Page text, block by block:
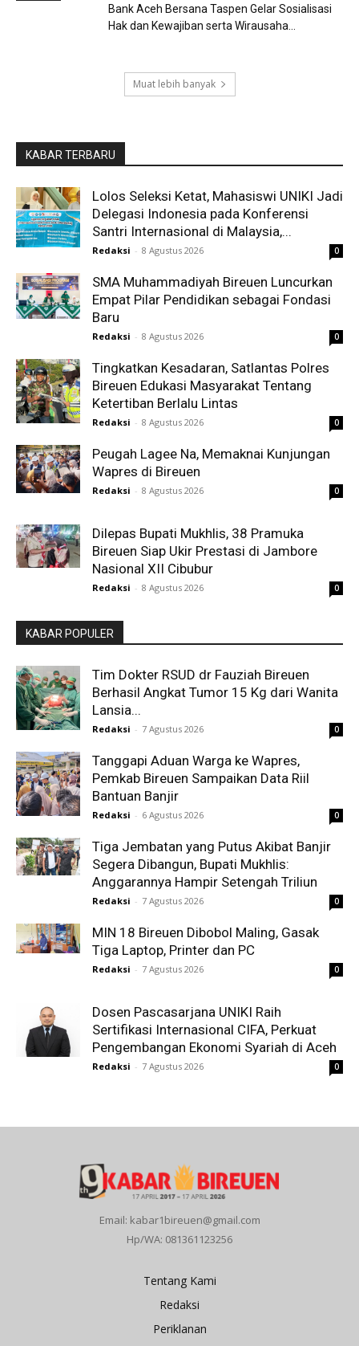
Bank Aceh Bersana Taspen Gelar Sosialisasi
Hak dan Kewajiban serta Wirausaha...
Muat lebih banyak
KABAR TERBARU
Lolos Seleksi Ketat, Mahasiswi UNIKI Jadi
Delegasi Indonesia pada Konferensi
Santri Internasional di Malaysia,...
Redaksi - 8 Agustus 2026 0
SMA Muhammadiyah Bireuen Luncurkan
Empat Pilar Pendidikan sebagai Fondasi
Baru
Redaksi - 8 Agustus 2026 0
Tingkatkan Kesadaran, Satlantas Polres
Bireuen Edukasi Masyarakat Tentang
Ketertiban Berlalu Lintas
Redaksi - 8 Agustus 2026 0
Peugah Lagee Na, Memaknai Kunjungan
Wapres di Bireuen
Redaksi - 8 Agustus 2026 0
Dilepas Bupati Mukhlis, 38 Pramuka
Bireuen Siap Ukir Prestasi di Jambore
Nasional XII Cibubur
Redaksi - 8 Agustus 2026 0
KABAR POPULER
Tim Dokter RSUD dr Fauziah Bireuen
Berhasil Angkat Tumor 15 Kg dari Wanita
Lansia...
Redaksi - 7 Agustus 2026 0
Tanggapi Aduan Warga ke Wapres,
Pemkab Bireuen Sampaikan Data Riil
Bantuan Banjir
Redaksi - 6 Agustus 2026 0
Tiga Jembatan yang Putus Akibat Banjir
Segera Dibangun, Bupati Mukhlis:
Anggarannya Hampir Setengah Triliun
Redaksi - 7 Agustus 2026 0
MIN 18 Bireuen Dibobol Maling, Gasak
Tiga Laptop, Printer dan PC
Redaksi - 7 Agustus 2026 0
Dosen Pascasarjana UNIKI Raih
Sertifikasi Internasional CIFA, Perkuat
Pengembangan Ekonomi Syariah di Aceh
Redaksi - 7 Agustus 2026 0
Email: kabar1bireuen@gmail.com
Hp/WA: 081361123256
Tentang Kami
Redaksi
Periklanan